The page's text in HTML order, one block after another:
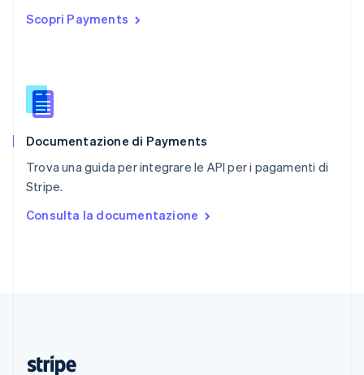
Scopri Payments
Documentazione di Payments
Trova una guida per integrare le API per i pagamenti di
Stripe.
Consulta la documentazione
English
English
Slovacchia
Slovenia
Spagna
Español
English Español简体中文